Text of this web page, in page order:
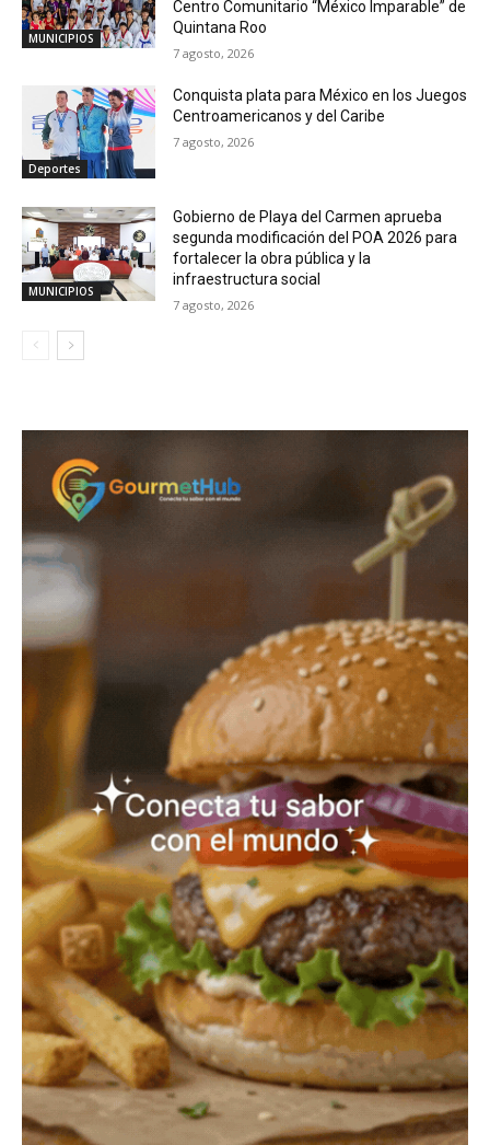
MUNICIPIOS
Centro Comunitario “México Imparable” de
Quintana Roo
7 agosto, 2026
Deportes
Conquista plata para México en los Juegos
Centroamericanos y del Caribe
7 agosto, 2026
MUNICIPIOS
Gobierno de Playa del Carmen aprueba
segunda modificación del POA 2026 para
fortalecer la obra pública y la
infraestructura social
7 agosto, 2026